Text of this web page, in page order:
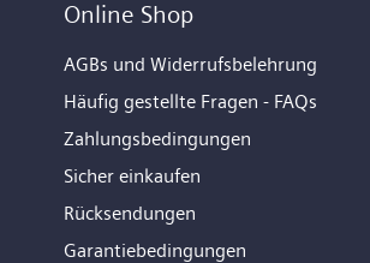
Online Shop
AGBs und Widerrufsbelehrung
Häufig gestellte Fragen - FAQs
Zahlungsbedingungen
Sicher einkaufen
Rücksendungen
Garantiebedingungen